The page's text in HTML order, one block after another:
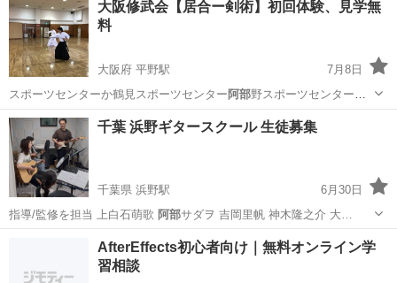
大阪修武会【居合ー剣術】初回体験、見学無
料
大阪府 平野駅
7月8日
スポーツセンターか鶴見スポーツセンター 阿部野スポーツセンターの
予約が取れた時に稽…
大阪 大阪市 平野駅 その他
千葉 浜野ギタースクール 生徒募集
千葉県 浜野駅
6月30日
指導/監修を担当 上白石萌歌 阿部サダヲ 吉岡里帆 神木隆之介 大…
ギター オーケストラ
AfterEffects初心者向け｜無料オンライン学
習相談